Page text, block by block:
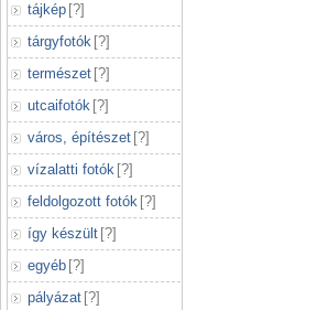
tájkép [?]
tárgyfotók [?]
természet [?]
utcaifotók [?]
város, építészet [?]
vízalatti fotók [?]
feldolgozott fotók [?]
így készült [?]
egyéb [?]
pályázat [?]